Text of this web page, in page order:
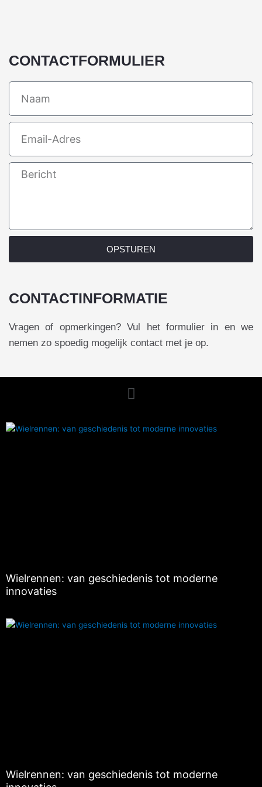
CONTACTFORMULIER
Message
OPSTUREN
CONTACTINFORMATIE
Vragen of opmerkingen? Vul het formulier in en we
nemen zo spoedig mogelijk contact met je op.
Menu
Wielrennen: van geschiedenis tot moderne
innovaties
Wielrennen: van geschiedenis tot moderne